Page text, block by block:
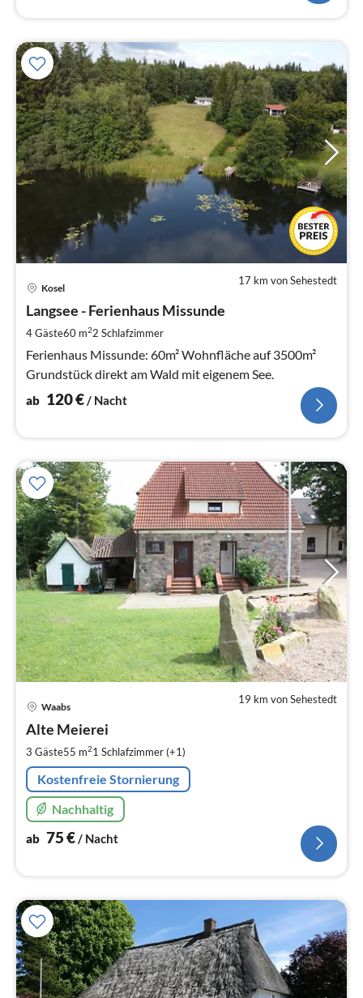
17 km von Sehestedt
Kosel
Langsee - Ferienhaus Missunde
4 Gäste60 m22 Schlafzimmer
Ferienhaus Missunde: 60m² Wohnfläche auf 3500m²
Grundstück direkt am Wald mit eigenem See.
ab 120€ / Nacht
19 km von Sehestedt
Waabs
Alte Meierei
3 Gäste55 m21 Schlafzimmer (+1)
Kostenfreie Stornierung
Nachhaltig
ab 75€/ Nacht